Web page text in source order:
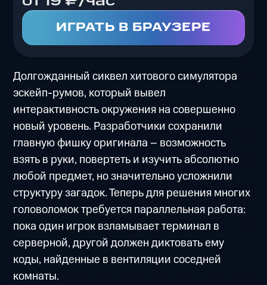
ИГРАТЬ В БРАУЗЕРЕ
Долгожданный сиквел хитового симулятора
эскейп-румов, который вывел
интерактивность окружения на совершенно
новый уровень. Разработчики сохранили
главную фишку оригинала – возможность
взять в руки, повертеть и изучить абсолютно
любой предмет, но значительно усложнили
структуру загадок. Теперь для решения многих
головоломок требуется параллельная работа:
пока один игрок взламывает терминал в
серверной, другой должен диктовать ему
коды, найденные в вентиляции соседней
комнаты.